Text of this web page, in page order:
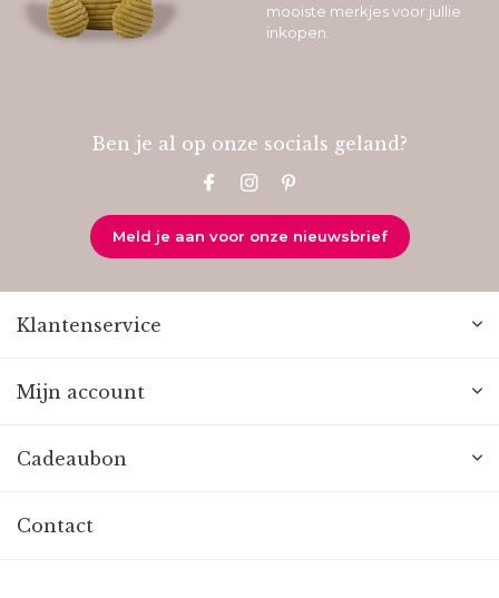
mooiste merkjes voor jullie
inkopen.
Ben je al op onze socials geland?
Meld je aan voor onze nieuwsbrief
Klantenservice
Mijn account
Cadeaubon
Contact